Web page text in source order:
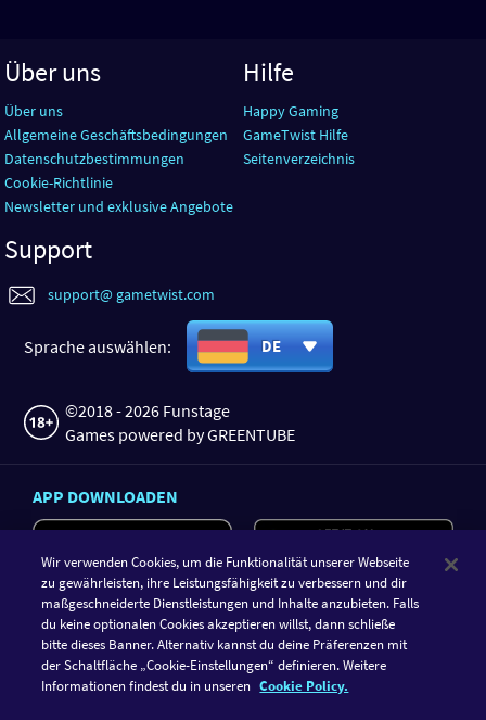
Über uns
Über uns
Allgemeine Geschäftsbedingungen
Datenschutzbestimmungen
Cookie-Richtlinie
Newsletter und exklusive Angebote
Hilfe
Happy Gaming
GameTwist Hilfe
Seitenverzeichnis
Support
support@ gametwist.com
Sprache auswählen: DE
©2018 - 2026 Funstage
Games powered by GREENTUBE
APP DOWNLOADEN
FOLGE GAMETWIST
Wir verwenden Cookies, um die Funktionalität unserer Webseite
zu gewährleisten, ihre Leistungsfähigkeit zu verbessern und dir
maßgeschneiderte Dienstleistungen und Inhalte anzubieten. Falls
du keine optionalen Cookies akzeptieren willst, dann schließe
bitte dieses Banner. Alternativ kannst du deine Präferenzen mit
der Schaltfläche „Cookie-Einstellungen“ definieren. Weitere
Informationen findest du in unseren Cookie Policy.